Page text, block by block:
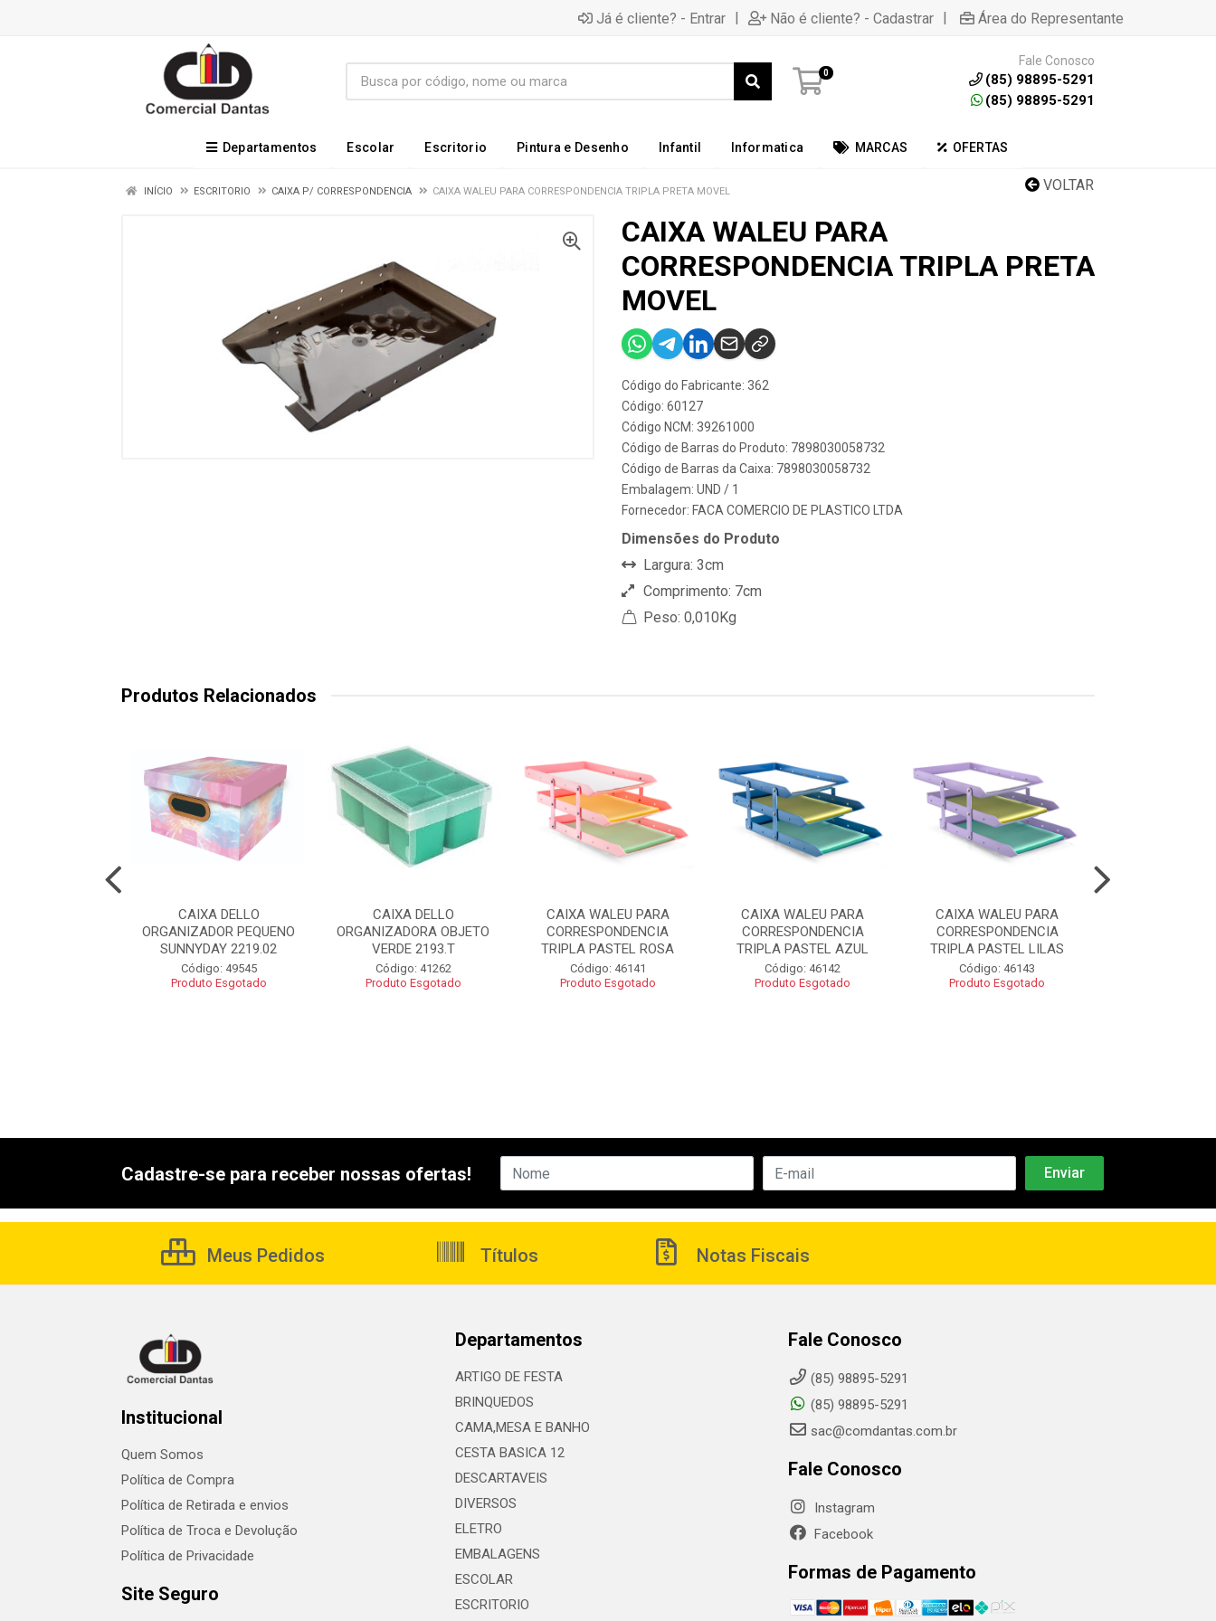
Já é cliente? - Entrar | Não é cliente? - Cadastrar | Área do Representante
0
Fale Conosco
(85) 98895-5291
(85) 98895-5291
Departamentos Escolar Escritorio Pintura e Desenho Infantil Informatica MARCAS OFERTAS
VOLTAR
INÍCIO ESCRITORIO CAIXA P/ CORRESPONDENCIA CAIXA WALEU PARA CORRESPONDENCIA TRIPLA PRETA MOVEL
CAIXA WALEU PARA
CORRESPONDENCIA TRIPLA PRETA
MOVEL
Código do Fabricante: 362
Código: 60127
Código NCM: 39261000
Código de Barras do Produto: 7898030058732
Código de Barras da Caixa: 7898030058732
Embalagem: UND / 1
Fornecedor: FACA COMERCIO DE PLASTICO LTDA
Dimensões do Produto
Largura: 3cm
Comprimento: 7cm
Peso: 0,010Kg
Produtos Relacionados
CAIXA DELLO
ORGANIZADOR PEQUENO
SUNNYDAY 2219.02
Código: 49545
Produto Esgotado
CAIXA DELLO
ORGANIZADORA OBJETO
VERDE 2193.T
Código: 41262
Produto Esgotado
CAIXA WALEU PARA
CORRESPONDENCIA
TRIPLA PASTEL ROSA
Código: 46141
Produto Esgotado
CAIXA WALEU PARA
CORRESPONDENCIA
TRIPLA PASTEL AZUL
Código: 46142
Produto Esgotado
CAIXA WALEU PARA
CORRESPONDENCIA
TRIPLA PASTEL LILAS
Código: 46143
Produto Esgotado
Cadastre-se para receber nossas ofertas!
Meus Pedidos Títulos Notas Fiscais
Institucional
Quem Somos
Política de Compra
Política de Retirada e envios
Política de Troca e Devolução
Política de Privacidade
Site Seguro
Departamentos
ARTIGO DE FESTA
BRINQUEDOS
CAMA,MESA E BANHO
CESTA BASICA 12
DESCARTAVEIS
DIVERSOS
ELETRO
EMBALAGENS
ESCOLAR
ESCRITORIO
Fale Conosco
(85) 98895-5291
(85) 98895-5291
sac@comdantas.com.br
Fale Conosco
Instagram
Facebook
Formas de Pagamento